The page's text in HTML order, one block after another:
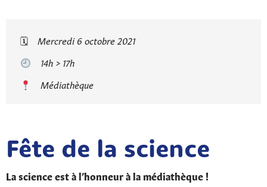
🗓
Mercredi 6 octobre 2021
14h > 17h
Médiathèque
Fête de la science
La science est à l’honneur à la médiathèque !